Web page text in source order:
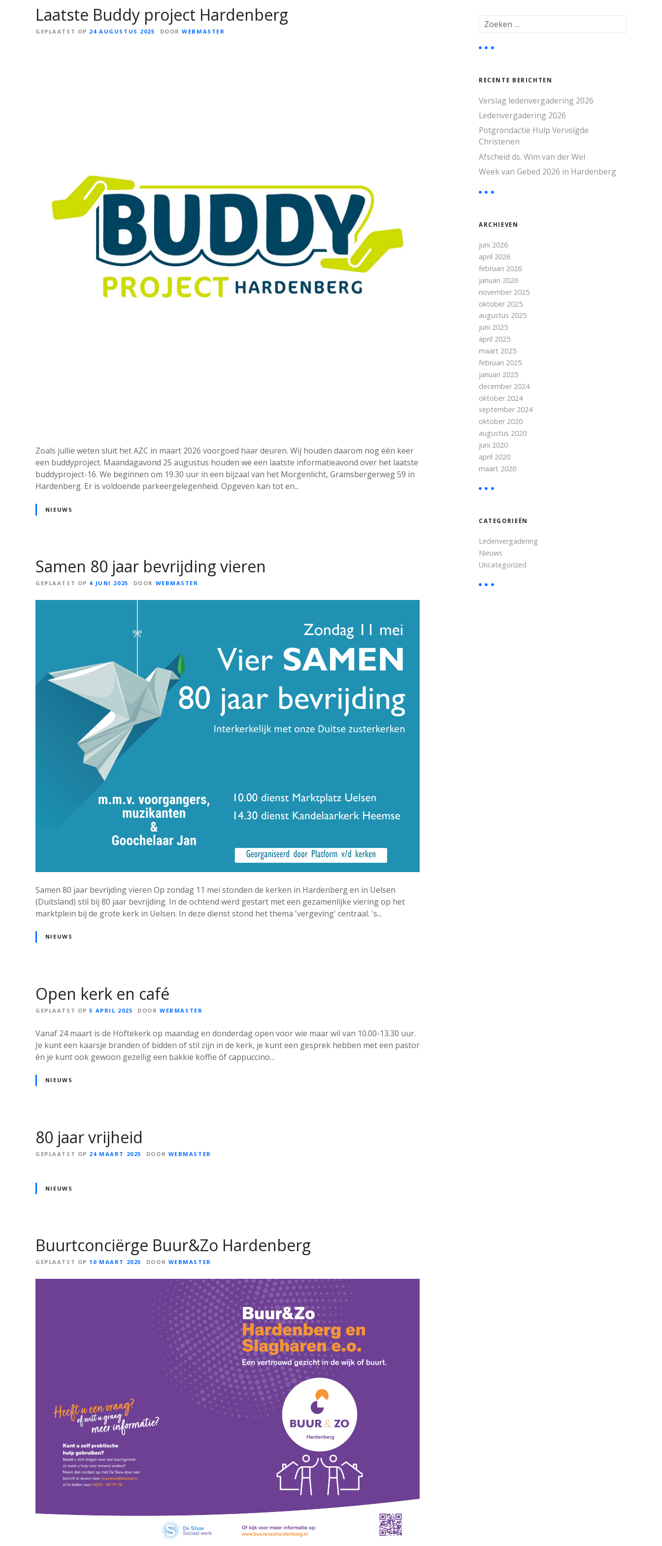
Laatste Buddy project Hardenberg
GEPLAATST OP 24 AUGUSTUS 2025 DOOR WEBMASTER
Zoals jullie weten sluit het AZC in maart 2026 voorgoed haar deuren. Wij houden daarom nog één keer
een buddyproject. Maandagavond 25 augustus houden we een laatste informatieavond over het laatste
buddyproject-16. We beginnen om 19.30 uur in een bijzaal van het Morgenlicht, Gramsbergerweg 59 in
Hardenberg. Er is voldoende parkeergelegenheid. Opgeven kan tot en...
NIEUWS
Samen 80 jaar bevrijding vieren
GEPLAATST OP 4 JUNI 2025 DOOR WEBMASTER
Samen 80 jaar bevrijding vieren Op zondag 11 mei stonden de kerken in Hardenberg en in Uelsen
(Duitsland) stil bij 80 jaar bevrijding. In de ochtend werd gestart met een gezamenlijke viering op het
marktplein bij de grote kerk in Uelsen. In deze dienst stond het thema 'vergeving' centraal. 's...
NIEUWS
Open kerk en café
GEPLAATST OP 5 APRIL 2025 DOOR WEBMASTER
Vanaf 24 maart is de Höftekerk op maandag en donderdag open voor wie maar wil van 10.00-13.30 uur.
Je kunt een kaarsje branden of bidden of stil zijn in de kerk, je kunt een gesprek hebben met een pastor
én je kunt ook gewoon gezellig een bakkie koffie óf cappuccino...
NIEUWS
80 jaar vrijheid
GEPLAATST OP 24 MAART 2025 DOOR WEBMASTER
NIEUWS
Buurtconciërge Buur&Zo Hardenberg
GEPLAATST OP 10 MAART 2025 DOOR WEBMASTER
k
n
a
r
RECENTE BERICHTEN
Verslag ledenvergadering 2026
Ledenvergadering 2026
Potgrondactie Hulp Vervolgde
Christenen
Afscheid ds. Wim van der Wel
Week van Gebed 2026 in Hardenberg
ARCHIEVEN
juni 2026
april 2026
februari 2026
januari 2026
november 2025
oktober 2025
augustus 2025
juni 2025
april 2025
maart 2025
februari 2025
januari 2025
december 2024
oktober 2024
september 2024
oktober 2020
augustus 2020
juni 2020
april 2020
maart 2020
CATEGORIEËN
Ledenvergadering
Nieuws
Uncategorized